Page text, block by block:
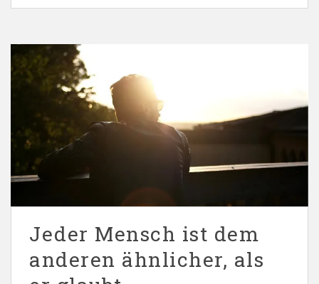
Jeder Mensch ist dem
anderen ähnlicher, als